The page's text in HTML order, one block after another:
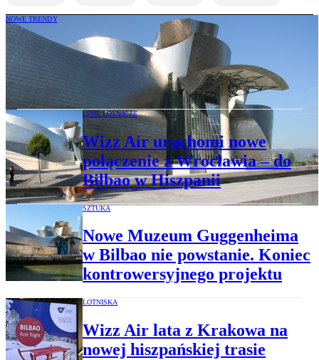
NOWE TRENDY
Siedem współczesnych cudów świata –
rusza poszukiwanie nowych ikon
turystyki
LINIE LOTNICZE
Wizz Air uruchomi nowe
połączenie z Wrocławia – do
Bilbao w Hiszpanii
SZTUKA
Nowe Muzeum Guggenheima
w Bilbao nie powstanie. Koniec
kontrowersyjnego projektu
LOTNISKA
Wizz Air lata z Krakowa na
nowej hiszpańskiej trasie